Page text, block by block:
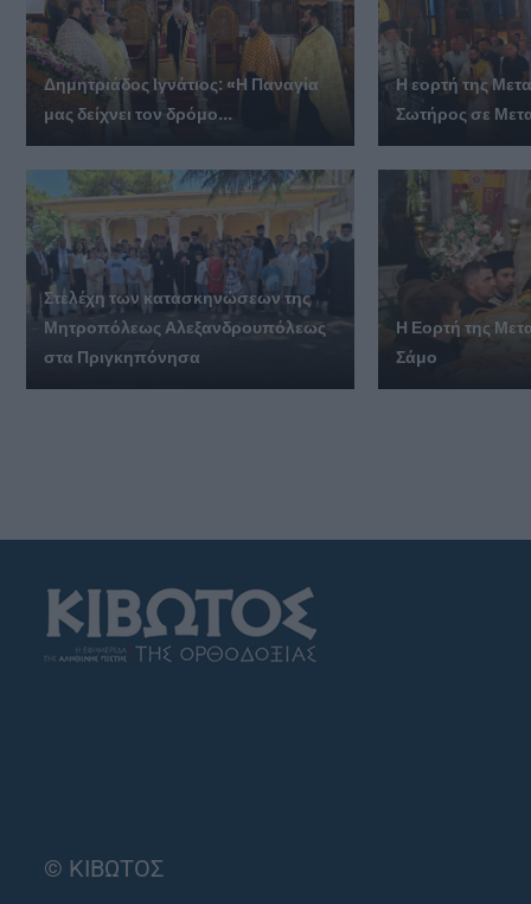
Δημητριάδος Ιγνάτιος: «Η Παναγία
μας δείχνει τον δρόμο...
Η εορτή της
Σωτήρος σε
Στελέχη των κατασκηνώσεων της
Μητροπόλεως Αλεξανδρουπόλεως
στα Πριγκηπόνησα
Η Εορτή της
Σάμο
© ΚΙΒΩΤΟΣ